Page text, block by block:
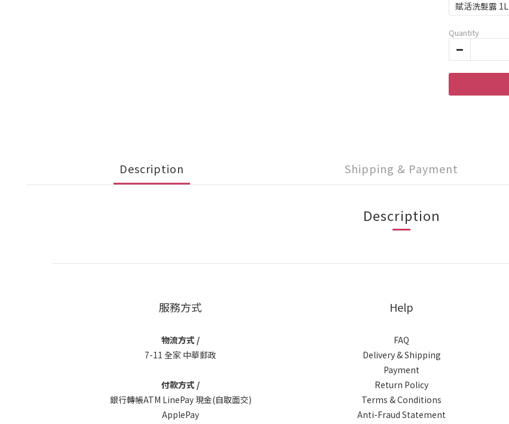
賦活洗髮露 1L
Quantity
Description Shipping & Payment
Description
服務方式
物流方式 /
7-11 全家 中華郵政
付款方式 /
銀行轉帳ATM LinePay 現金(自取面交)
ApplePay
Help
FAQ
Delivery & Shipping
Payment
Return Policy
Terms & Conditions
Anti-Fraud Statement